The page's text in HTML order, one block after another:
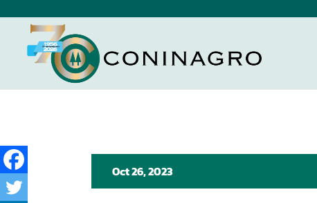
Oct 26, 2023